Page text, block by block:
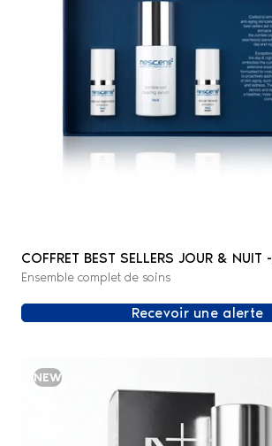
COFFRET BEST SELLERS JOUR & NUIT -
VISAGE
Ensemble complet de soins
Recevoir une alerte
NEW